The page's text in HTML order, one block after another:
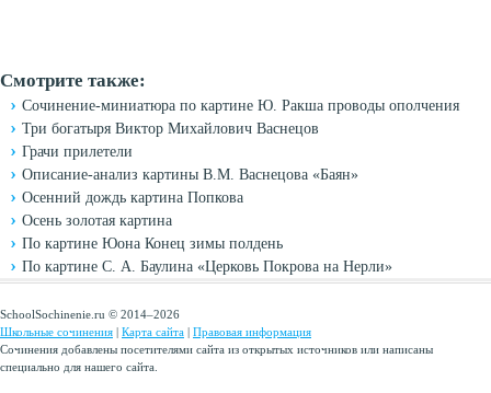
Смотрите также:
Сочинение-миниатюра по картине Ю. Ракша проводы ополчения
Три богатыря Виктор Михайлович Васнецов
Грачи прилетели
Описание-анализ картины В.М. Васнецова «Баян»
Осенний дождь картина Попкова
Осень золотая картина
По картине Юона Конец зимы полдень
По картине С. А. Баулина «Церковь Покрова на Нерли»
SchoolSochinenie.ru © 2014–2026
Школьные сочинения | Карта сайта | Правовая информация
Сочинения добавлены посетителями сайта из открытых источников или написаны
специально для нашего сайта.